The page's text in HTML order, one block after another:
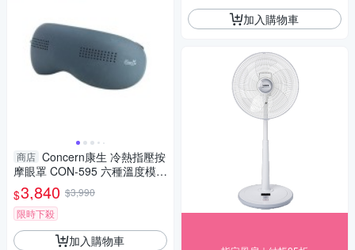
商店 Concern康生 冷熱指壓按
摩眼罩 CON-595 六種溫度模式
冷熱循環 按摩 舒緩 按摩眼罩
【愛買】
$3,840 $3,990
限時下殺
加入購物車
加入購物車